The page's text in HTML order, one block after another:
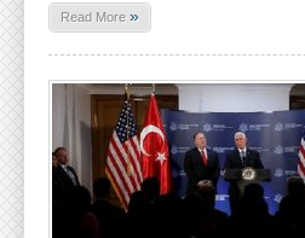
Read More »